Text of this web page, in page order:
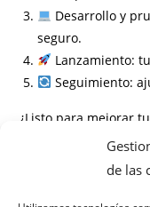
de las
Desarrollo y
seguro.
Lanzamiento:
Seguimiento:
¿Listo para mejorar